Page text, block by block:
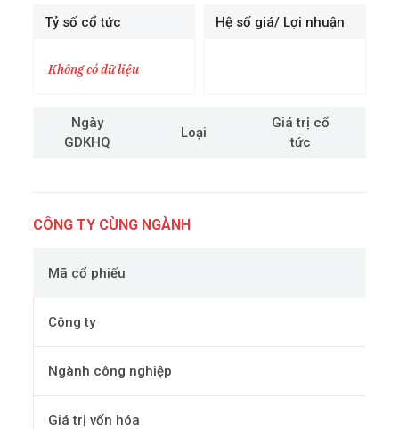
Tỷ số cổ tức
Không có dữ liệu
Hệ số giá/ Lợi nhuận
Ngày
GDKHQ
Loại
Giá trị cổ
tức
CÔNG TY CÙNG NGÀNH
Mã cổ phiếu
Công ty
Ngành công nghiệp
Giá trị vốn hóa